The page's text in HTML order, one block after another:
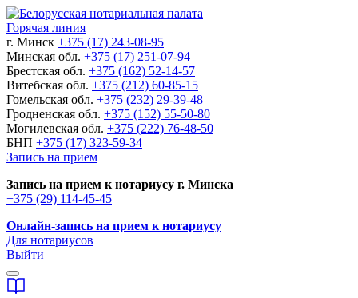
Горячая линия
г. Минск +375 (17) 243-08-95
Минская обл. +375 (17) 251-07-94
Брестская обл. +375 (162) 52-14-57
Витебская обл. +375 (212) 60-85-15
Гомельская обл. +375 (232) 29-39-48
Гродненская обл. +375 (152) 55-50-80
Могилевская обл. +375 (222) 76-48-50
БНП +375 (17) 323-59-34
Запись на прием
Запись на прием к нотариусу г. Минска
+375 (29) 114-45-45
Онлайн-запись на прием к нотариусу
Для нотариусов
Выйти